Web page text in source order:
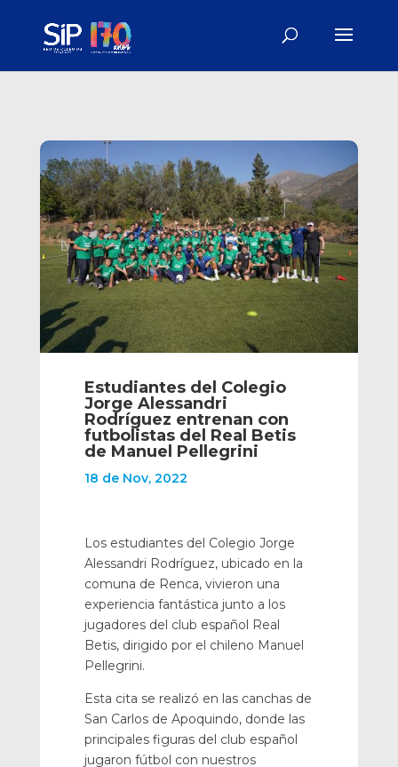
Estudiantes del Colegio
Jorge Alessandri
Rodríguez entrenan con
futbolistas del Real Betis
de Manuel Pellegrini
18 de Nov, 2022
Los estudiantes del Colegio Jorge
Alessandri Rodríguez, ubicado en la
comuna de Renca, vivieron una
experiencia fantástica junto a los
jugadores del club español Real
Betis, dirigido por el chileno Manuel
Pellegrini.
Esta cita se realizó en las canchas de
San Carlos de Apoquindo, donde las
principales figuras del club español
jugaron fútbol con nuestros